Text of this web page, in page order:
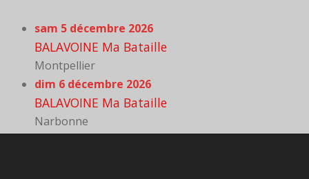
sam 5 décembre 2026
BALAVOINE Ma Bataille
Montpellier
dim 6 décembre 2026
BALAVOINE Ma Bataille
Narbonne